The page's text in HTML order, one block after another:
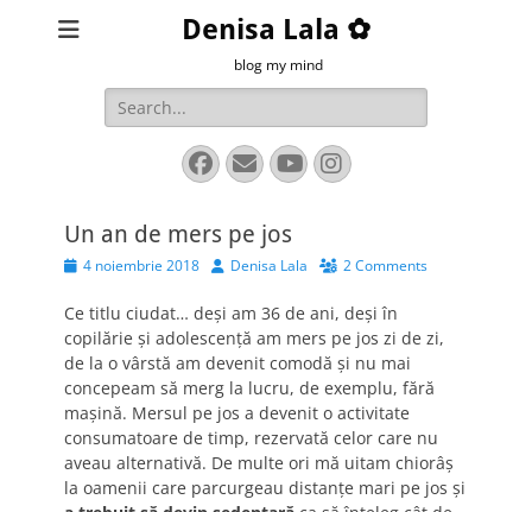
Denisa Lala ✿
blog my mind
Search
for:
Facebook
EmailYouTube
Instagram
Un an de mers pe jos
Posted
4 noiembrie 2018 AuthorDenisa Lala 2 Comments
Ce titlu ciudat… deși am 36 de ani, deși în
copilărie și adolescență am mers pe jos zi de zi,
de la o vârstă am devenit comodă și nu mai
concepeam să merg la lucru, de exemplu, fără
mașină. Mersul pe jos a devenit o activitate
consumatoare de timp, rezervată celor care nu
aveau alternativă. De multe ori mă uitam chiorâș
la oamenii care parcurgeau distanțe mari pe jos și